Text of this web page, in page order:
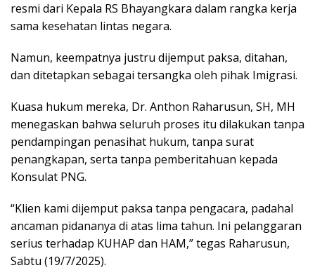
resmi dari Kepala RS Bhayangkara dalam rangka kerja
sama kesehatan lintas negara.
Namun, keempatnya justru dijemput paksa, ditahan,
dan ditetapkan sebagai tersangka oleh pihak Imigrasi.
Kuasa hukum mereka, Dr. Anthon Raharusun, SH, MH
menegaskan bahwa seluruh proses itu dilakukan tanpa
pendampingan penasihat hukum, tanpa surat
penangkapan, serta tanpa pemberitahuan kepada
Konsulat PNG.
“Klien kami dijemput paksa tanpa pengacara, padahal
ancaman pidananya di atas lima tahun. Ini pelanggaran
serius terhadap KUHAP dan HAM,” tegas Raharusun,
Sabtu (19/7/2025).